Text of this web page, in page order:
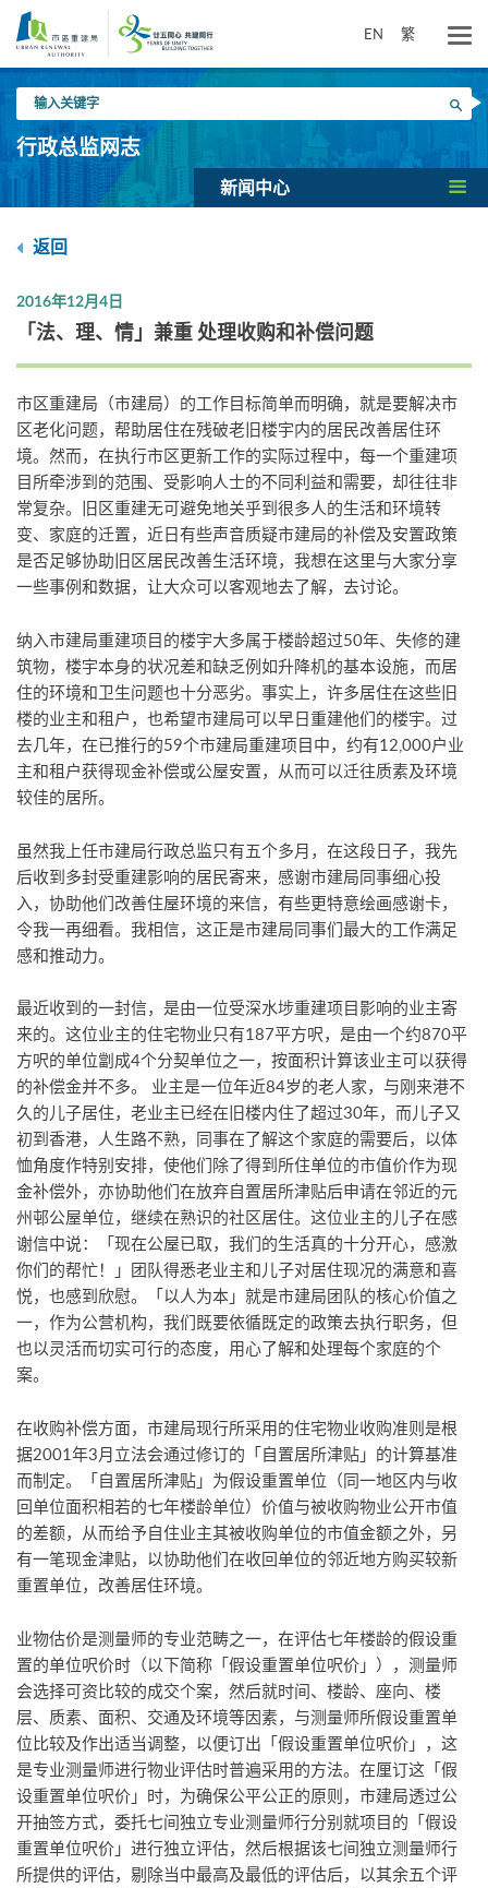
要
EN 繁
入
关
键
搜寻
行政总监网志
新闻中心
返回
2016年12月4日
「法、理、情」兼重 处理收购和补偿问题
市区重建局（市建局）的工作目标简单而明确，就是要解决市
区老化问题，帮助居住在残破老旧楼宇内的居民改善居住环
境。然而，在执行市区更新工作的实际过程中，每一个重建项
目所牵涉到的范围、受影响人士的不同利益和需要，却往往非
常复杂。旧区重建无可避免地关乎到很多人的生活和环境转
变、家庭的迁置，近日有些声音质疑市建局的补偿及安置政策
是否足够协助旧区居民改善生活环境，我想在这里与大家分享
一些事例和数据，让大众可以客观地去了解，去讨论。
纳入市建局重建项目的楼宇大多属于楼龄超过50年、失修的建
筑物，楼宇本身的状况差和缺乏例如升降机的基本设施，而居
住的环境和卫生问题也十分恶劣。事实上，许多居住在这些旧
楼的业主和租户，也希望市建局可以早日重建他们的楼宇。过
去几年，在已推行的59个市建局重建项目中，约有12,000户业
主和租户获得现金补偿或公屋安置，从而可以迁往质素及环境
较佳的居所。
虽然我上任市建局行政总监只有五个多月，在这段日子，我先
后收到多封受重建影响的居民寄来，感谢市建局同事细心投
入，协助他们改善住屋环境的来信，有些更特意绘画感谢卡，
令我一再细看。我相信，这正是市建局同事们最大的工作满足
感和推动力。
最近收到的一封信，是由一位受深水埗重建项目影响的业主寄
来的。这位业主的住宅物业只有187平方呎，是由一个约870平
方呎的单位劏成4个分契单位之一，按面积计算该业主可以获得
的补偿金并不多。 业主是一位年近84岁的老人家，与刚来港不
久的儿子居住，老业主已经在旧楼内住了超过30年，而儿子又
初到香港，人生路不熟，同事在了解这个家庭的需要后，以体
恤角度作特别安排，使他们除了得到所住单位的市值价作为现
金补偿外，亦协助他们在放弃自置居所津贴后申请在邻近的元
州邨公屋单位，继续在熟识的社区居住。这位业主的儿子在感
谢信中说：「现在公屋已取，我们的生活真的十分开心，感激
你们的帮忙！」团队得悉老业主和儿子对居住现况的满意和喜
悦，也感到欣慰。「以人为本」就是市建局团队的核心价值之
一，作为公营机构，我们既要依循既定的政策去执行职务，但
也以灵活而切实可行的态度，用心了解和处理每个家庭的个
案。
在收购补偿方面，市建局现行所采用的住宅物业收购准则是根
据2001年3月立法会通过修订的「自置居所津贴」的计算基准
而制定。「自置居所津贴」为假设重置单位（同一地区内与收
回单位面积相若的七年楼龄单位）价值与被收购物业公开市值
的差额，从而给予自住业主其被收购单位的市值金额之外，另
有一笔现金津贴，以协助他们在收回单位的邻近地方购买较新
重置单位，改善居住环境。
业物估价是测量师的专业范畴之一，在评估七年楼龄的假设重
置的单位呎价时（以下简称「假设重置单位呎价」），测量师
会选择可资比较的成交个案，然后就时间、楼龄、座向、楼
层、质素、面积、交通及环境等因素，与测量师所假设重置单
位比较及作出适当调整，以便订出「假设重置单位呎价」，这
是专业测量师进行物业评估时普遍采用的方法。在厘订这「假
设重置单位呎价」时，为确保公平公正的原则，市建局透过公
开抽签方式，委托七间独立专业测量师行分别就项目的「假设
重置单位呎价」进行独立评估，然后根据该七间独立测量师行
所提供的评估，剔除当中最高及最低的评估后，以其余五个评